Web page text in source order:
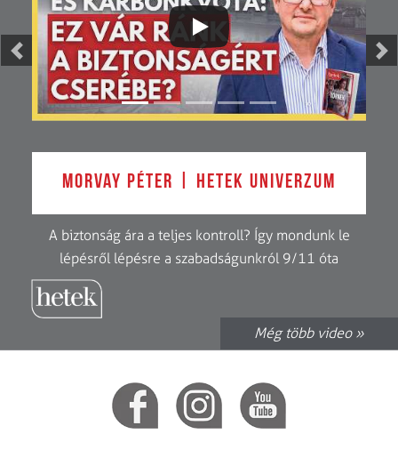
Morvay Péter | Hetek Univerzum
A biztonság ára a teljes kontroll? Így mondunk le
lépésről lépésre a szabadságunkról 9/11 óta
Previous
Még több video »